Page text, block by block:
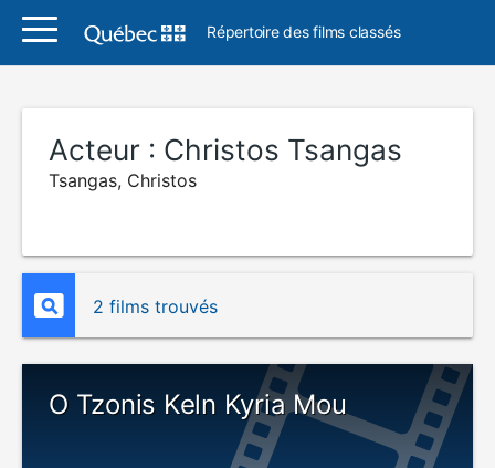
Répertoire des films classés
Acteur : Christos Tsangas
Tsangas, Christos
2 films trouvés
O Tzonis Keln Kyria Mou